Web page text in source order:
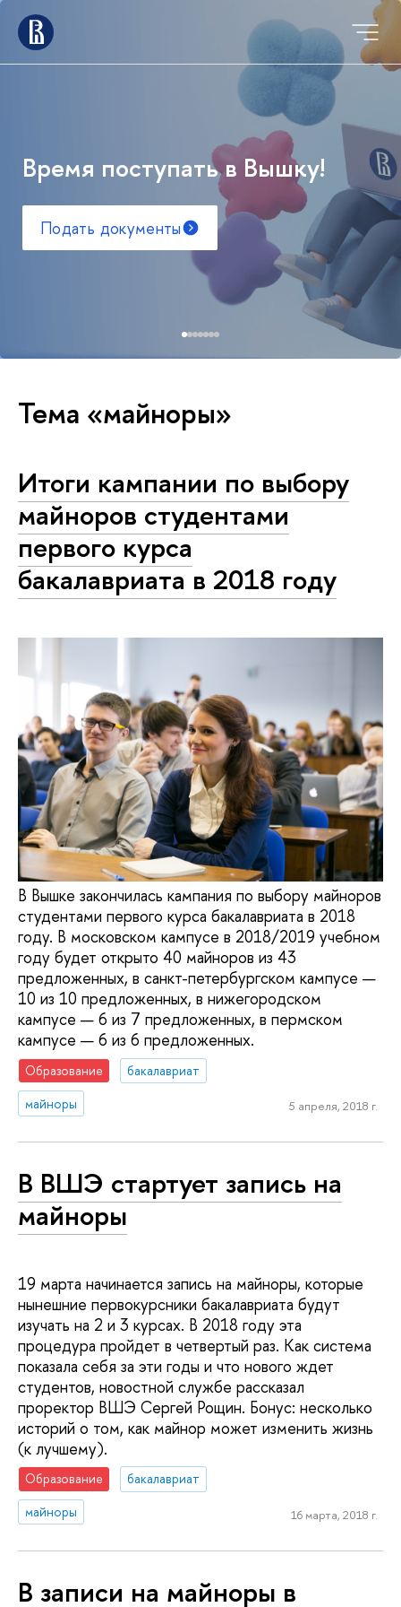
Время поступать в Вышку!
Подать документы
Тема «майноры»
Итоги кампании по выбору
майноров студентами
первого курса
бакалавриата в 2018 году
В Вышке закончилась кампания по выбору майноров
студентами первого курса бакалавриата в 2018
году. В московском кампусе в 2018/2019 учебном
году будет открыто 40 майноров из 43
предложенных, в санкт-петербургском кампусе —
10 из 10 предложенных, в нижегородском
кампусе — 6 из 7 предложенных, в пермском
кампусе — 6 из 6 предложенных.
Образование
бакалавриат
майноры
5 апреля, 2018 г.
В ВШЭ стартует запись на
майноры
19 марта начинается запись на майноры, которые
нынешние первокурсники бакалавриата будут
изучать на 2 и 3 курсах. В 2018 году эта
процедура пройдет в четвертый раз. Как система
показала себя за эти годы и что нового ждет
студентов, новостной службе рассказал
проректор ВШЭ Сергей Рощин. Бонус: несколько
историй о том, как майнор может изменить жизнь
(к лучшему).
Образование
бакалавриат
майноры
16 марта, 2018 г.
В записи на майноры в